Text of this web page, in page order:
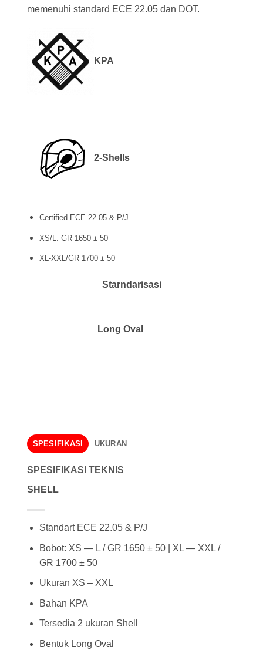
memenuhi standard ECE 22.05 dan DOT.
KPA
2-Shells
Certified ECE 22.05 & P/J
XS/L: GR 1650 ± 50
XL-XXL/GR 1700 ± 50
Starndarisasi
Long Oval
SPESIFIKASI UKURAN
SPESIFIKASI TEKNIS
SHELL
Standart ECE 22.05 & P/J
Bobot: XS — L / GR 1650 ± 50 | XL — XXL /
GR 1700 ± 50
Ukuran XS – XXL
Bahan KPA
Tersedia 2 ukuran Shell
Bentuk Long Oval